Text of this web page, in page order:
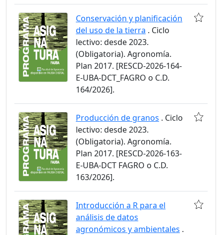
Conservación y planificación
del uso de la tierra . Ciclo
lectivo: desde 2023.
(Obligatoria). Agronomía.
Plan 2017. [RESCD-2026-164-
E-UBA-DCT_FAGRO o C.D.
164/2026].
Producción de granos . Ciclo
lectivo: desde 2023.
(Obligatoria). Agronomía.
Plan 2017. [RESCD-2026-163-
E-UBA-DCT FAGRO o C.D.
163/2026].
Introducción a R para el
análisis de datos
agronómicos y ambientales .